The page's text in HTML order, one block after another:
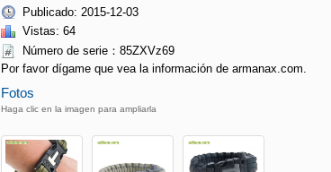
Publicado: 2015-12-03
Vistas: 64
Número de serie：85ZXVz69
Por favor dígame que vea la información de armanax.com.
Fotos
Haga clic en la imagen para ampliarla